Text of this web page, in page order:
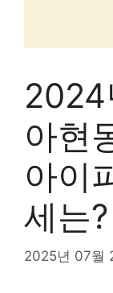
2024
아현
아이
세는?
2025년 07월